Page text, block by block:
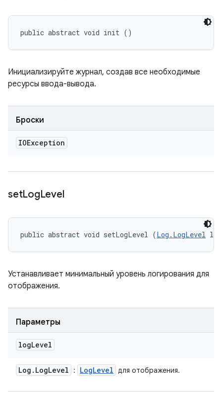
public abstract void init ()
Инициализируйте журнал, создав все необходимые
ресурсы ввода-вывода.
Броски
IOException
setLogLevel
public abstract void setLogLevel (Log.LogLevel
Устанавливает минимальный уровень логирования для
отображения.
Параметры
logLevel
Log . LogLevel : LogLevel для отображения.